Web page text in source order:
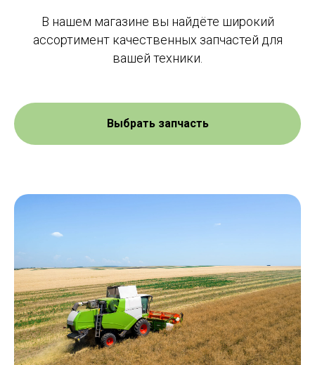
В нашем магазине вы найдёте широкий
ассортимент качественных запчастей для
вашей техники.
Выбрать запчасть